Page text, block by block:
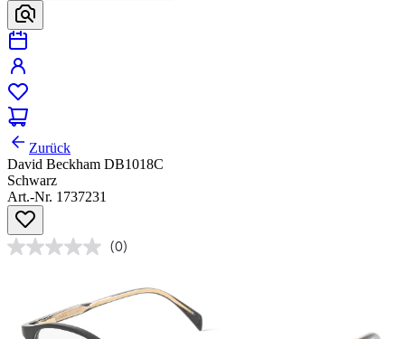
Zurück
David Beckham DB1018C
Schwarz
Art.-Nr. 1737231
(0)